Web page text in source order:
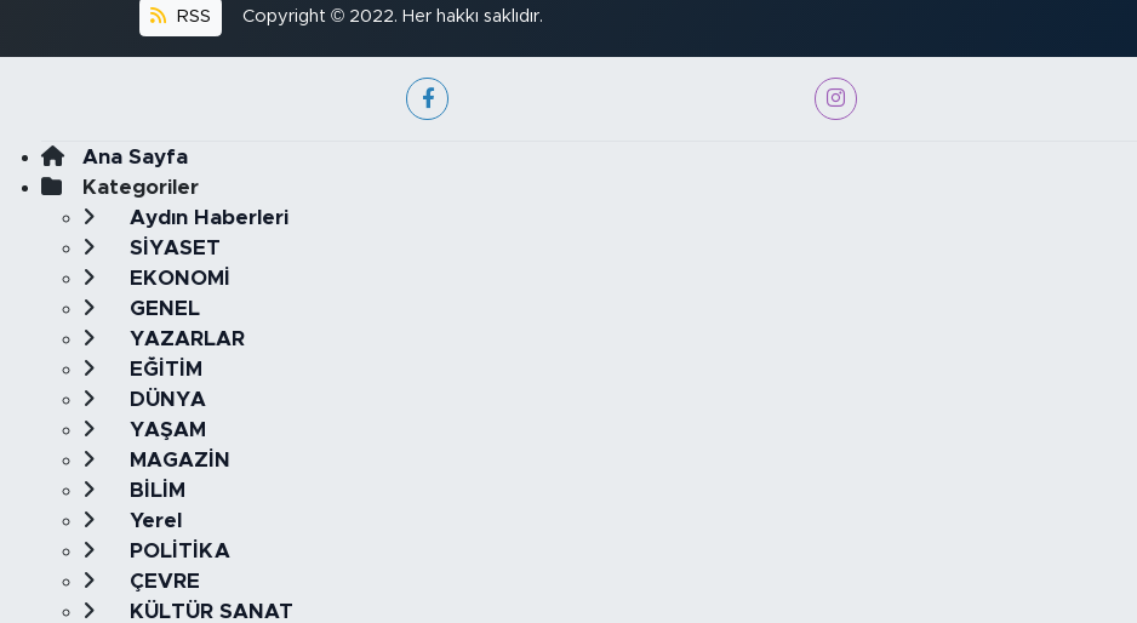
RSS Copyright © 2022. Her hakkı saklıdır.
Ana Sayfa
Kategoriler
Aydın Haberleri
SİYASET
EKONOMİ
GENEL
YAZARLAR
EĞİTİM
DÜNYA
YAŞAM
MAGAZİN
BİLİM
Yerel
POLİTİKA
ÇEVRE
KÜLTÜR SANAT